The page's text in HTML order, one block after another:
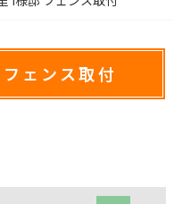
ェンス取付